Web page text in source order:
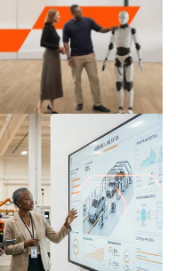
Vorreitern
von Daten- und KI-
Schwerpunkte
(„KI-Champions“)